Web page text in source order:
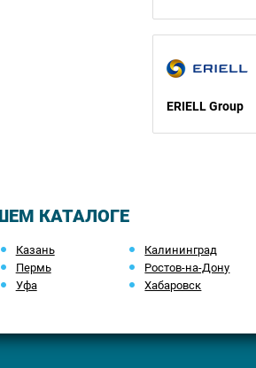
ERIELL Group
КАТАЛОГЕ
Казань Калининград
Пермь Ростов-на-Дону
Уфа Хабаровск